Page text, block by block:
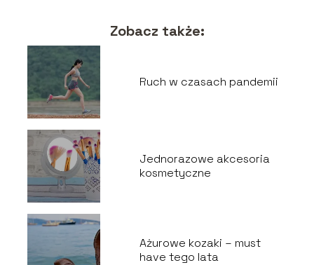
Zobacz także:
Ruch w czasach pandemii
Jednorazowe akcesoria
kosmetyczne
Ażurowe kozaki – must
have tego lata